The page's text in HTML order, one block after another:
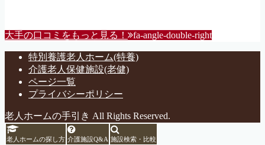
大手の口コミをもっと見る！ fa-angle-double-right
特別養護老人ホーム(特養)
介護老人保健施設(老健)
ページ一覧
プライバシーポリシー
老人ホームの手引き All Rights Reserved.
老人ホームの探し方 介護施設Q&A 施設検索・比較